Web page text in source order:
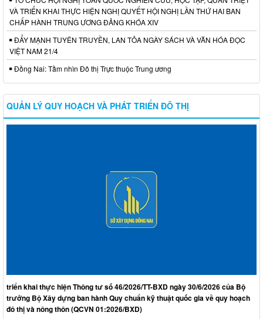
VÀ TRIỂN KHAI THỰC HIỆN NGHỊ QUYẾT HỘI NGHỊ LẦN THỨ HAI BAN
CHẤP HÀNH TRUNG ƯƠNG ĐẢNG KHÓA XIV
ĐẨY MẠNH TUYÊN TRUYỀN, LAN TỎA NGÀY SÁCH VÀ VĂN HÓA ĐỌC
VIỆT NAM 21/4
Đồng Nai: Tầm nhìn Đô thị Trực thuộc Trung ương
QUẢN LÝ QUY HOẠCH VÀ PHÁT TRIỂN ĐÔ THỊ
triển khai thực hiện Thông tư số 46/2026/TT-BXD ngày 30/6/2026 của Bộ
trưởng Bộ Xây dựng ban hành Quy chuẩn kỹ thuật quốc gia về quy hoạch
đô thị và nông thôn (QCVN 01:2026/BXD)